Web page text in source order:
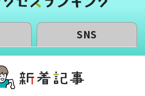
SNS